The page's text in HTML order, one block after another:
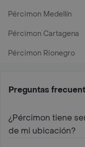
Pércimon Medellín
Pércimon Cartagena
Pércimon Rionegro
Preguntas
¿Pércimon tiene
de mi ubicación?